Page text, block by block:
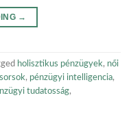
→
holisztikus pénzügyek, női
, pénzügyi intelligencia,
tudatosság,